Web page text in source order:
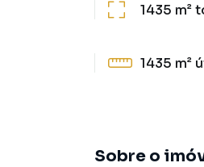
1435 m²
1435 m²
Sobre o